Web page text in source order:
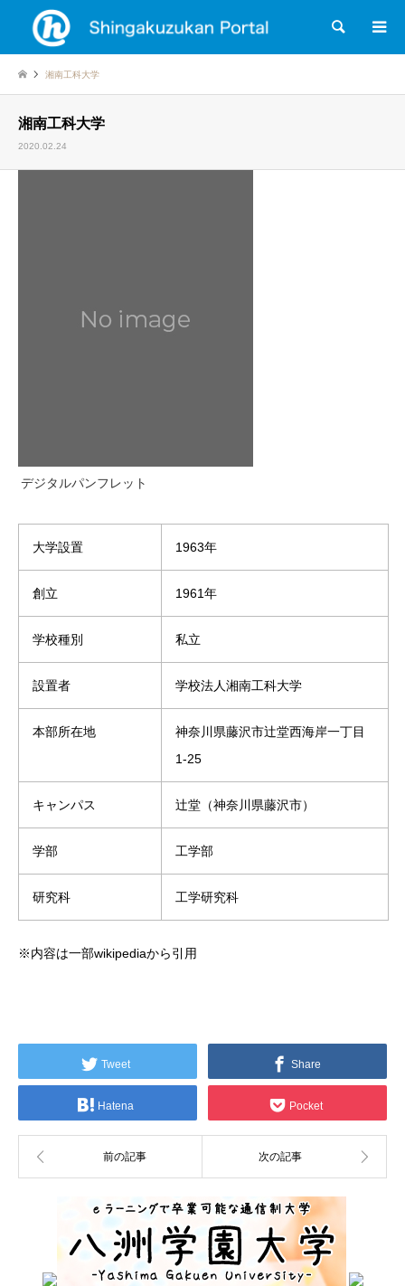
検索
湘南工科大学
湘南工科大学
2020.02.24
デジタルパンフレット
大学設置 1963年
創立 1961年
学校種別 私立
設置者 学校法人湘南工科大学
本部所在地
神奈川県藤沢市辻堂西海岸一丁目
1-25
キャンパス 辻堂（神奈川県藤沢市）
学部 工学部
研究科 工学研究科
※内容は一部wikipediaから引用
Tweet Share
Hatena Pocket